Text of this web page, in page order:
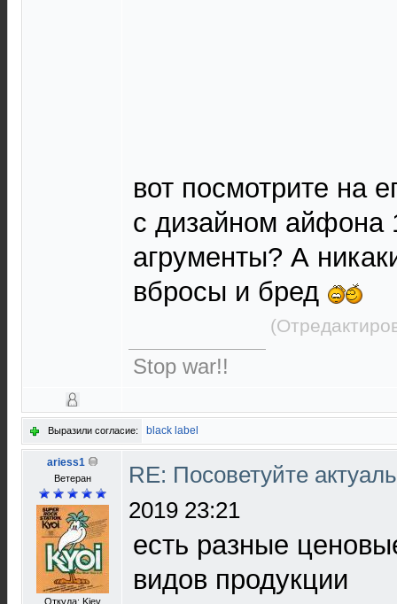
вот посмотрите на
с дизайном айфона
агрументы? А
вбросы и бред
Stop war!!
Выразили согласие: black label
ariess1
Ветеран
Откуда: Kiev
RE: Посоветуйте
2019 23:21
есть разные
видов продукции